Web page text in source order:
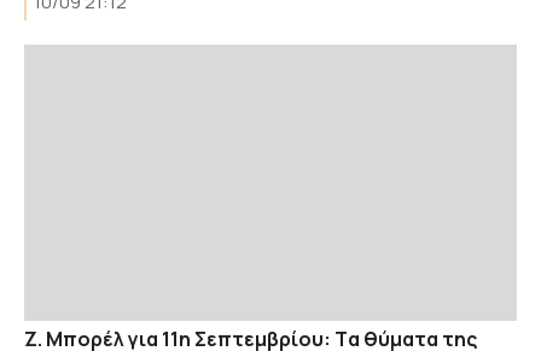
Ζ. Μπορέλ για 11η Σεπτεμβρίου: Tα θύματα της